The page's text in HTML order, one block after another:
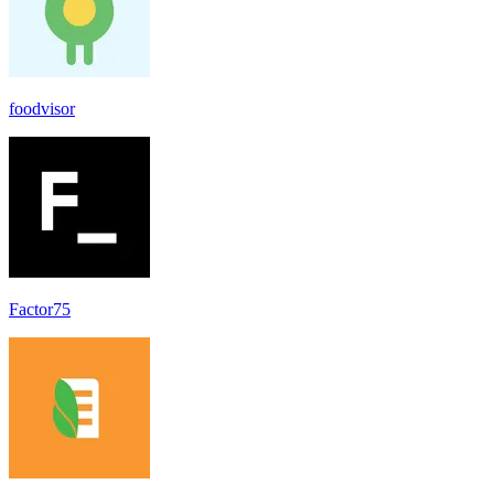
foodvisor
Factor75